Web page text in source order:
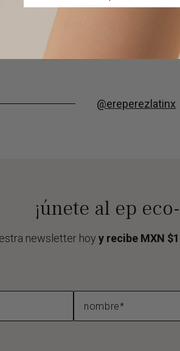
@ereperezlatinx
¡únete al ep
newsletter hoy y recibe MXN